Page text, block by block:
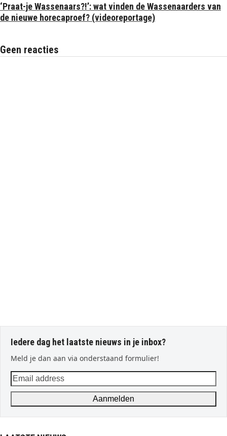
‘Praat-je Wassenaars?!’: wat vinden de Wassenaarders van
de nieuwe horecaproef? (videoreportage)
Geen reacties
Iedere dag het laatste nieuws in je inbox?
Meld je dan aan via onderstaand formulier!
Email
address
Aanmelden